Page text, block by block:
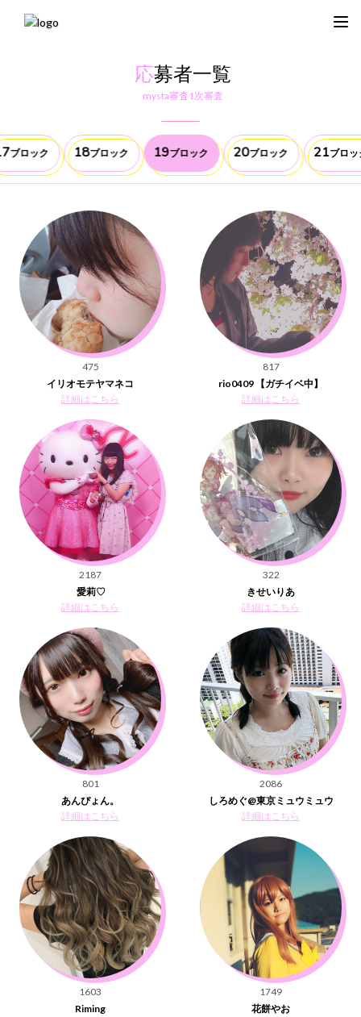
応募者一覧
mysta審査1次審査
ブロック 18ブロック 19ブロック 20ブロック 21ブロッ
475
イリオモテヤマネコ
詳細はこちら
817
rio0409 【ガチイベ中】
詳細はこちら
2187
愛莉♡
詳細はこちら
322
きせいりあ
詳細はこちら
801
あんぴょん。
詳細はこちら
2086
しろめぐ@東京ミュウミュウ
詳細はこちら
1603
Riming
1749
花餅やお